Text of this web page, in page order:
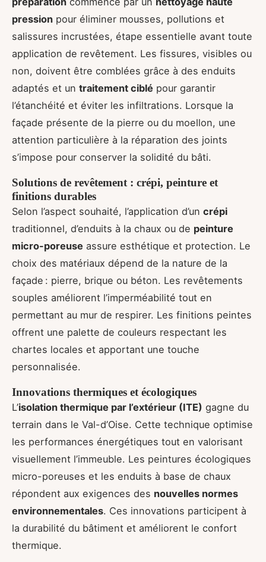
pression pour éliminer mousses, pollutions et
salissures incrustées, étape essentielle avant toute
application de revêtement. Les fissures, visibles ou
non, doivent être comblées grâce à des enduits
adaptés et un traitement ciblé pour garantir
l’étanchéité et éviter les infiltrations. Lorsque la
façade présente de la pierre ou du moellon, une
attention particulière à la réparation des joints
s’impose pour conserver la solidité du bâti.
Solutions de revêtement : crépi, peinture et
finitions durables
Selon l’aspect souhaité, l’application d’un crépi
traditionnel, d’enduits à la chaux ou de peinture
micro-poreuse assure esthétique et protection. Le
choix des matériaux dépend de la nature de la
façade : pierre, brique ou béton. Les revêtements
souples améliorent l’imperméabilité tout en
permettant au mur de respirer. Les finitions peintes
offrent une palette de couleurs respectant les
chartes locales et apportant une touche
personnalisée.
Innovations thermiques et écologiques
L’isolation thermique par l’extérieur (ITE) gagne du
terrain dans le Val-d’Oise. Cette technique optimise
les performances énergétiques tout en valorisant
visuellement l’immeuble. Les peintures écologiques
micro-poreuses et les enduits à base de chaux
répondent aux exigences des nouvelles normes
environnementales. Ces innovations participent à
la durabilité du bâtiment et améliorent le confort
thermique.